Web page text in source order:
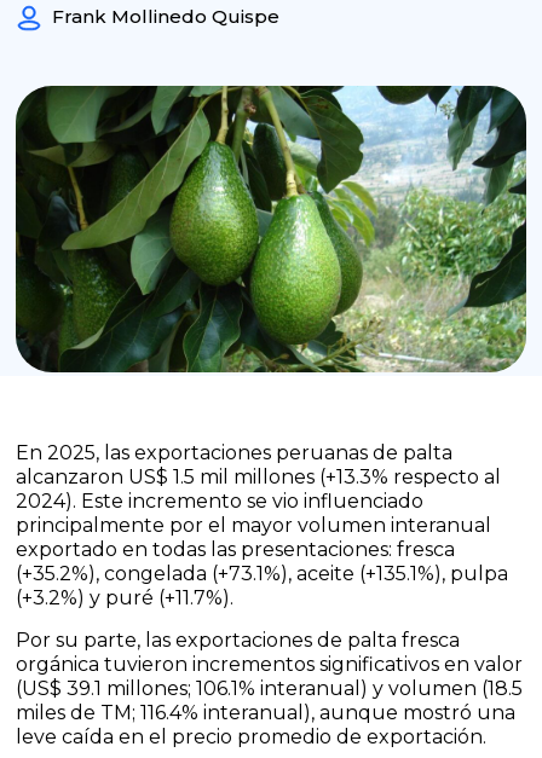
Frank Mollinedo Quispe
En 2025, las exportaciones peruanas de palta
alcanzaron US$ 1.5 mil millones (+13.3% respecto al
2024). Este incremento se vio influenciado
principalmente por el mayor volumen interanual
exportado en todas las presentaciones: fresca
(+35.2%), congelada (+73.1%), aceite (+135.1%), pulpa
(+3.2%) y puré (+11.7%).
Por su parte, las exportaciones de palta fresca
orgánica tuvieron incrementos significativos en valor
(US$ 39.1 millones; 106.1% interanual) y volumen (18.5
miles de TM; 116.4% interanual), aunque mostró una
leve caída en el precio promedio de exportación.